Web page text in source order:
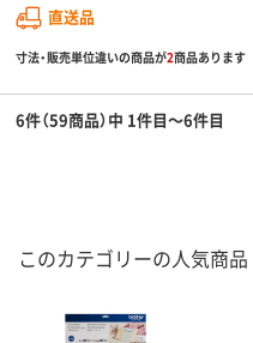
直送品
寸法・販売単位違いの商品が2商品あります
6件（59商品）中 1件目～6件目
このカテゴリーの人気商品